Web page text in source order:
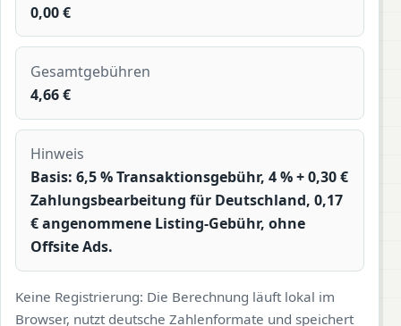
0,00 €
Gesamtgebühren
4,66 €
Hinweis
Basis: 6,5 % Transaktionsgebühr, 4 % + 0,30 €
Zahlungsbearbeitung für Deutschland, 0,17
€ angenommene Listing-Gebühr, ohne
Offsite Ads.
Keine Registrierung: Die Berechnung läuft lokal im
Browser, nutzt deutsche Zahlenformate und speichert